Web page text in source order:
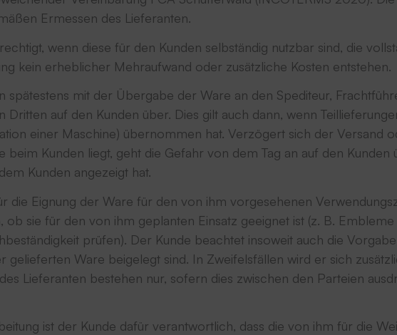
Ermessen des Lieferanten.
wenn diese für den Kunden selbständig nutzbar sind, die
kein erheblicher Mehraufwand oder zusätzliche Kosten entstehen.
spätestens mit der Übergabe der Ware an den Spediteur,
Dritten auf den Kunden über. Dies gilt auch dann, wenn
einer Maschine) übernommen hat. Verzögert sich der Versand
beim Kunden liegt, geht die Gefahr von dem Tag an auf den Kunden
Kunden angezeigt hat.
die Eignung der Ware für den von ihm vorgesehenen
sie für den von ihm geplanten Einsatz geeignet ist (z. B.
prüfen). Der Kunde beachtet insoweit auch die
gelieferten Ware beigelegt sind. In Zweifelsfällen wird er sich
Lieferanten bestehen nur, sofern dies zwischen den Parteien
ist der Kunde dafür verantwortlich, dass die von ihm für die